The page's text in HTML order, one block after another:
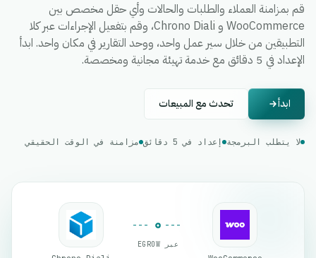
قم بمزامنة العملاء والطلبات والحالات وأي حقل مخصص بين
WooCommerce و Chrono Diali، وقم بتفعيل الإجراءات عبر كلا
التطبيقين من خلال سير عمل واحد، ووحد التقارير في مكان واحد. ابدأ
الإعداد في 5 دقائق مع خدمة تهيئة مجانية ومخصصة.
ابدأ تحدث مع المبيعات
لا يتطلب البرمجة إعداد في 5 دقائق مزامنة في الوقت الحقيقي
عبر EGROW